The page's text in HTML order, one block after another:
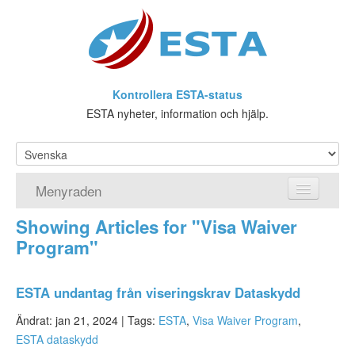
Kontrollera ESTA-status
ESTA nyheter, information och hjälp.
Menyraden
Hemsida
ESTA Ansökan
Vad är ESTA?
Viseringsundantag
Showing Articles for "Visa Waiver
Program"
ESTA undantag från viseringskrav Dataskydd
Ändrat: jan 21, 2024 | Tags: ESTA, Visa Waiver Program,
ESTA dataskydd